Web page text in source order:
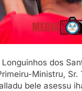
dos
Ministru, Sr.
bele asessu